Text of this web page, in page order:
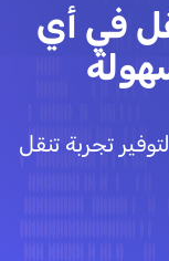
في أي
تجربة تنقل